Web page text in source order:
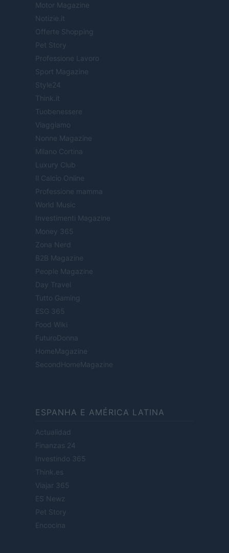
Motor Magazine
Notizie.it
Offerte Shopping
Pet Story
Professione Lavoro
Sport Magazine
Style24
Think.it
Tuobenessere
Viaggiamo
Nonne Magazine
Milano Cortina
Luxury Club
Il Calcio Online
Professione mamma
World Music
Investimenti Magazine
Money 365
Zona Nerd
B2B Magazine
People Magazine
Day Travel
Tutto Gaming
ESG 365
Food Wiki
FuturoDonna
HomeMagazine
SecondHomeMagazine
ESPANHA E AMÉRICA LATINA
Actualidad
Finanzas 24
Investindo 365
Think.es
Viajar 365
ES Newz
Pet Story
Encocina